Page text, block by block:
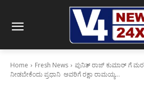
Home Fresh News
ಪುನಿತ್ ರಾಜ್ ಕುಮಾರ್ ಗೆ
ನೀಡಬೇಕೆಂದು ಪ್ರಧಾನಿ ಅವರಿಗೆ ರಕ್ಷಾ ರಾಮಯ್ಯ...